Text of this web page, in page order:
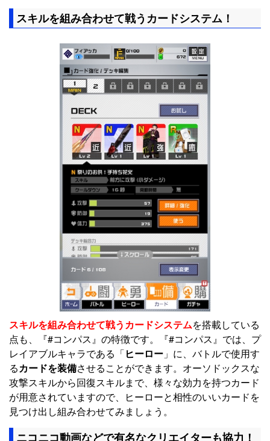
スキルを組み合わせて戦うカードシステム！
スキルを組み合わせて戦うカードシステムを搭載している
点も、『#コンパス』の特徴です。『#コンパス』では、プ
レイアブルキャラである「ヒーロー 」に、バトルで使用す
るカードを装備させることができます。オーソドックスな
攻撃スキルから回復スキルまで、様々な効力を持つカード
が用意されていますので、ヒーローと相性のいいカードを
見つけ出し組み合わせてみましょう。
ニコニコ動画などで有名なクリエイターも協力！